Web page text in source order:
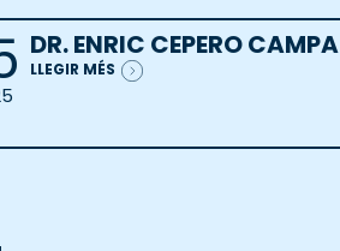
DR. ENRIC CEPERO CAMPA
LLEGIR MÉS